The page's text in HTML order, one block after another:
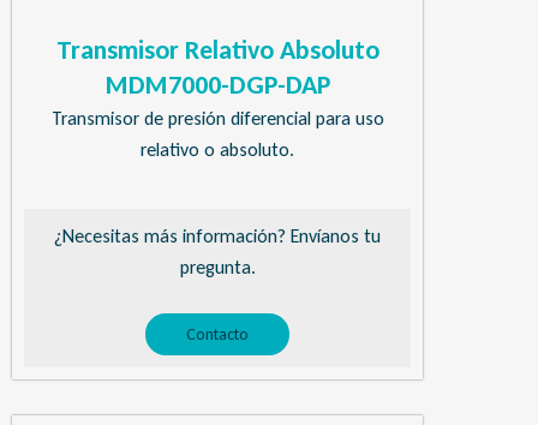
Transmisor Relativo Absoluto
MDM7000-DGP-DAP
Transmisor de presión diferencial para uso
relativo o absoluto.
¿Necesitas más información? Envíanos tu
pregunta.
Contacto